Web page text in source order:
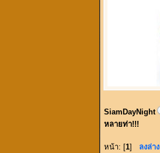
SiamDayNight
หลายท่า!!!
หน้า: [1] ลงล่าง